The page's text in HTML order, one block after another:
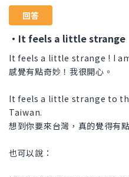
回答
・It feels a little strange
It feels a little strange ! I
感覺有點奇妙！我很開心。
It feels a little strange to
Taiwan.
想到你要來台灣，真的覺得有
也可以說：